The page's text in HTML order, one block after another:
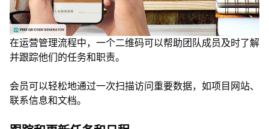
在运营管理流程中，一个二维码可以帮助团队成员及时了解
并跟踪他们的任务和职责。
会员可以轻松地通过一次扫描访问重要数据，如项目网站、
联系信息和文档。